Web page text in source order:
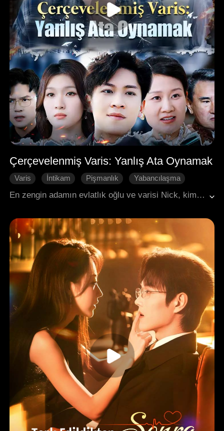
Çerçevelenmiş Varis: Yanlış Ata Oynamak
Varis İntikam Pişmanlık
Yabancılaşma
En zengin adamın evlatlık oğlu ve varisi Nick, kimliğini gizleyerek öz ailesine döndü. Onların evlatlık oğlu Saul, aileyi Nick'e karşı kışkırttı ve onu istismara maruz bıraktı. Saul, Nick'i bir araba kazasına kurban ederek hapse gönderdi. İki yıllık hapis hayatı, öz ailesine dair umutlarını yerle bir etti. Tahliye olduktan sonra adını temizlemek için mücadeleye girişti. Ailesi onu kaçırıp bir basın toplantısı düzenleyerek özür dilemeye zorladığında, Nick kaza hakkındaki gerçekleri ve Saul'un entrikalarını ortaya döktü, ardından tüm bağları kopardı. Saul hapse girdi, ailesi iflas etti. Nick ise çığır açan bir yapay rahim araştırma merkezi kurarak büyük bilimsel ilerlemeler kaydetti.